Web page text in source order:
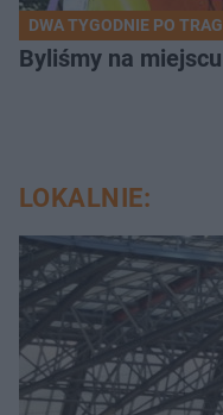
DWA TYGODNIE PO
Byliśmy na
LOKALNIE: